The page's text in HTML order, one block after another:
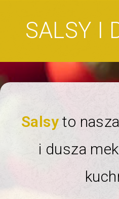
SALSY I
Salsy to
i dusza